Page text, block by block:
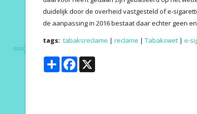
duidelijk door de overheid vastgesteld of e-
de aanpassing in 2016 bestaat daar echter geen
tags: tabaksreclame | reclame | Tabakswet | e-
Share Facebook